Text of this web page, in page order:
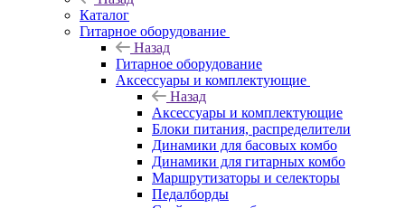
Каталог
Гитарное оборудование
Назад
Гитарное оборудование
Аксессуары и комплектующие
Назад
Аксессуары и комплектующие
Блоки питания, распределители
Динамики для басовых комбо
Динамики для гитарных комбо
Маршрутизаторы и селекторы
Педалборды